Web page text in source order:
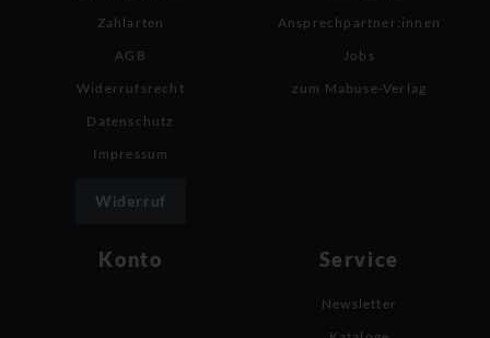
Zahlarten
AGB
Widerrufsrecht
Datenschutz
Impressum
Widerruf
Ansprechpartner:innen
Jobs
zum Mabuse-Verlag
Konto Service
Newsletter